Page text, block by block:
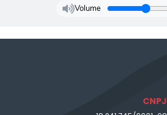
Volume
CNPJ